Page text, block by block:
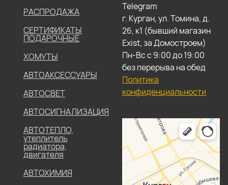
РАСПРОДАЖА
СЕРТИФИКАТЫ
ПОДАРОЧНЫЕ
ХОМУТЫ
АВТОАКСЕССУАРЫ
АВТОСВЕТ
АВТОСИГНАЛИЗАЦИЯ
АВТОТЕПЛО,
утеплитель
радиатора,
двигателя
АВТОХИМИЯ
Telegram
г. Курган, ул. Томина, д.
26, к1 (бывший магазин
Exist, за Домостроем)
Пн-Вс с 9:00 до 19:00
без перерыва на обед
Политика
конфиденциальности